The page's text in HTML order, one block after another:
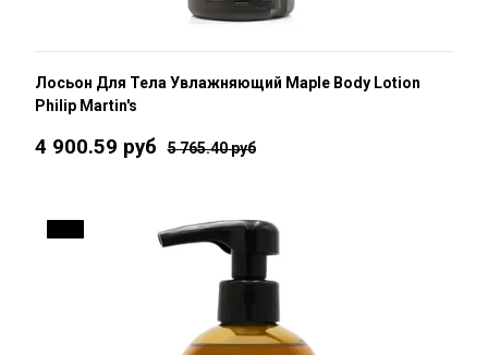
Лосьон Для Тела Увлажняющий Maple Body Lotion
Philip Martin's
4 900.59 руб 5 765.40 руб